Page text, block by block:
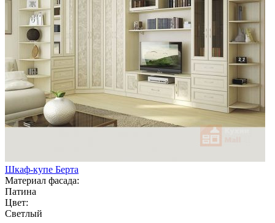
Шкаф-купе Берта
Материал фасада:
Патина
Цвет:
Светлый